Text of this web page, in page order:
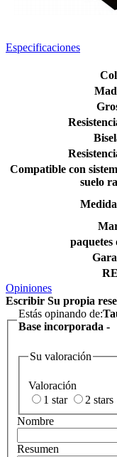
Especificaciones
Compatible con
suelo
paquetes
Opiniones
Escribir Su propia
Estás opinando de:
Base incorporada -
Su valoración
Valoración
1 star
2 stars
Nombre
Resumen